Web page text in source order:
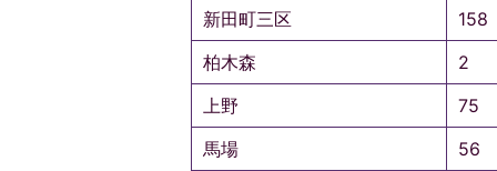
新田町三区
158
柏木森
2
上野
75
馬場
56